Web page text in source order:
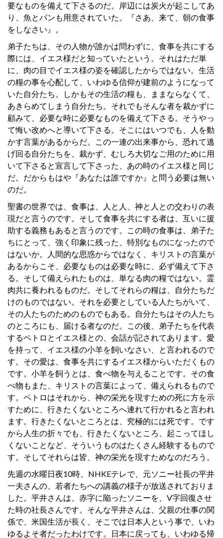
要なものを備えて下さるのだ。岸辺には炭火が起こしてあ
り、魚とパンも用意されていた。『さあ、来て、朝の食事
をしなさい』。
弟子たちは、その人物が誰かは問わずに、食事を共にする
際には、イエス様だと知っていたという。それはただ単
に、肉の目でイエス様の姿を確認したからではない。生活
の糧の事を心配して、いわゆる信仰が建前のようになって
いた自分たち。しかもその生活の糧も、ままならなくて、
あきらめてしまう自分たち。それでもそんな者を裁かずに
顧みて、必要な時に必要なものを備えて下さる。そうやっ
て悔い改めへと導いて下さる。そこにはいつでも、人を動
かす言葉があるからだ。この一連の出来事から、恐れて逃
げ回る自分たちを、裁かず、むしろ大切なご用のために用
いて下さると宣言して下さった、あの時のイエス様と同じ
だ。だからもはや『あなたは誰ですか』と問う必要は無い
のだ。
聖書の世界では、食事は、人と人、神と人との交わりの表
現だと言うのです。そして食事を共にする者は、互いに援
助する義務もあると言うのです。この時の食事は、弟子た
ちにとって、強く印象に残った、特別なものになったので
はないか。人間的な思惑からではなく、キリストの言葉が
あるからこそ、必要なものは必要な時に、必ず備えて下さ
る。そして備えられたものは、単なる肉の糧ではない。霊
肉共に養われるものだ。そしてそれらの糧は、自分たちだ
けのものではない。それを必要としている人たちがいて、
その人たちのためのものでもある。自分たちはその人たち
のところにも、届ける者なのだ。この後、弟子たちを代表
するペトロとイエス様との、会話が記されてあります。愛
を持って、イエス様の小羊を飼いなさい、と言われるので
す。その愛は、食事を共にするイエス様からいただくもの
です。小羊を飼うとは、食べ物を与えることです。その食
べ物もまた、キリストの言葉によって、備えられるもので
す。ペトロはそれから、神の栄光を現すための死に方を示
すために、行きたくないところへ連れて行かれると言われ
ます。行きたくないところとは、究極的には死です。です
から人生の折々でも、行きたくないところ、起こってほし
くないことなど、そういうものはたくさん経験するもので
す。そしてそれらは皆、神の栄光を現すためなのだろう。
先週の水曜日夜10時、NHKEテレで、元ソニー社長の平井
一夫さんの、若者たちへの講義の様子が放送されておりま
した。平井さんは、赤字に陥ったソニーを、V字回復させ
た時の社長さんです。そんな平井さんは、父親の仕事の関
係で、米国生活が長く、そこでは日本人という事で、いわ
ゆるよそ者だったわけです。日本に戻っても、いわゆる帰